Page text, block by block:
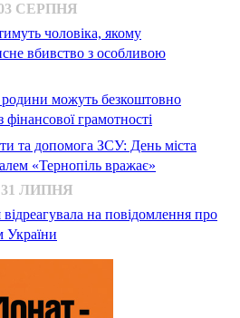
СЕРПНЯ
чоловіка, якому
вбивство з особливою
родини можуть безкоштовно
грамотності
та допомога ЗСУ: День міста
«Тернопіль вражає»
31 ЛИПНЯ
на повідомлення про
України